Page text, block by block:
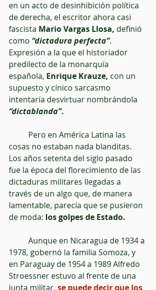
en un acto de desinhibición política
de derecha, el escritor ahora casi
fascista Mario Vargas Llosa, definió
como “dictadura perfecta”.
Expresión a la que el historiador
predilecto de la monarquía
española, Enrique Krauze, con un
supuesto y cínico sarcasmo
intentaría desvirtuar nombrándola
“dictablanda”.
cosas no estaban nada blanditas.
Los años setenta del siglo pasado
fue la época del florecimiento de las
dictaduras militares llegadas a
través de un algo que, de manera
lamentable, parecía que se pusieron
de moda: los golpes de Estado.
1978, gobernó la familia Somoza, y
en Paraguay de 1954 a 1989 Alfredo
Stroessner estuvo al frente de una
junta militar, se puede decir que los